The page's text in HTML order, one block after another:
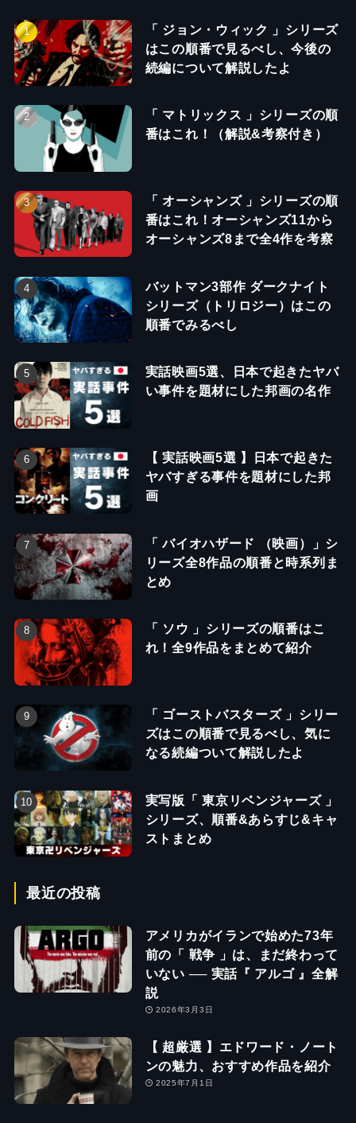
「 ジョン・ウィック 」シリーズ
はこの順番で見るべし、今後の
続編について解説したよ
「 マトリックス 」シリーズの順
番はこれ！（解説&考察付き）
「 オーシャンズ 」シリーズの順
番はこれ！オーシャンズ11から
オーシャンズ8まで全4作を考察
バットマン3部作 ダークナイト
シリーズ（トリロジー）はこの
順番でみるべし
実話映画5選、日本で起きたヤバ
い事件を題材にした邦画の名作
【 実話映画5選 】日本で起きた
ヤバすぎる事件を題材にした邦
画
「 バイオハザード （映画）」シ
リーズ全8作品の順番と時系列ま
とめ
「 ソウ 」シリーズの順番はこ
れ！全9作品をまとめて紹介
「 ゴーストバスターズ 」シリー
ズはこの順番で見るべし、気に
なる続編ついて解説したよ
実写版「 東京リベンジャーズ 」
シリーズ、順番&あらすじ&キャ
ストまとめ
最近の投稿
アメリカがイランで始めた73年
前の「 戦争 」は、まだ終わって
いない ── 実話『 アルゴ 』全解
説
2026年3月3日
【 超厳選 】エドワード・ノート
ンの魅力、おすすめ作品を紹介
2025年7月1日